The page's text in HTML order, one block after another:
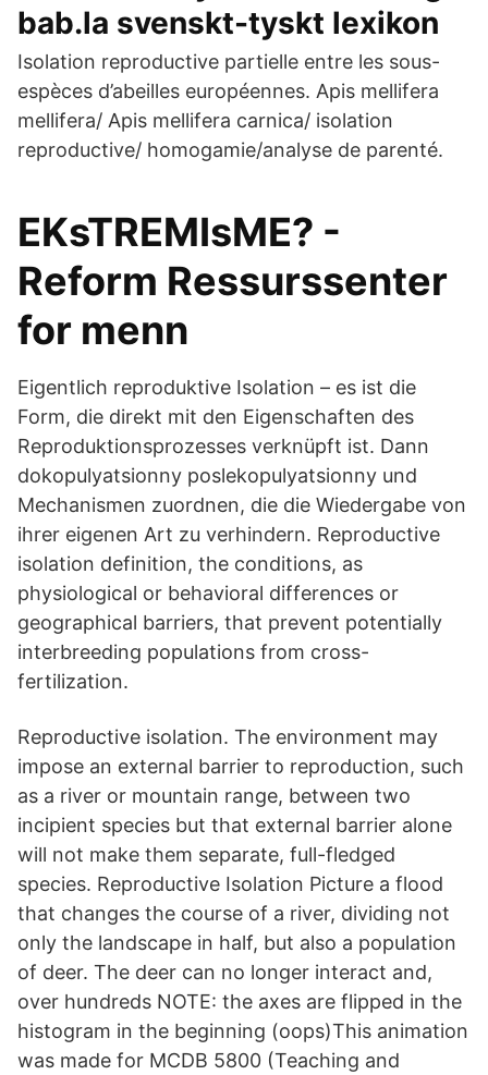
bab.la svenskt-tyskt lexikon
Isolation reproductive partielle entre les sous-
espèces d’abeilles européennes. Apis mellifera
mellifera/ Apis mellifera carnica/ isolation
reproductive/ homogamie/analyse de parenté.
EKsTREMIsME? -
Reform Ressurssenter
for menn
Eigentlich reproduktive Isolation – es ist die
Form, die direkt mit den Eigenschaften des
Reproduktionsprozesses verknüpft ist. Dann
dokopulyatsionny poslekopulyatsionny und
Mechanismen zuordnen, die die Wiedergabe von
ihrer eigenen Art zu verhindern. Reproductive
isolation definition, the conditions, as
physiological or behavioral differences or
geographical barriers, that prevent potentially
interbreeding populations from cross-
fertilization.
Reproductive isolation. The environment may
impose an external barrier to reproduction, such
as a river or mountain range, between two
incipient species but that external barrier alone
will not make them separate, full-fledged
species. Reproductive Isolation Picture a flood
that changes the course of a river, dividing not
only the landscape in half, but also a population
of deer. The deer can no longer interact and,
over hundreds NOTE: the axes are flipped in the
histogram in the beginning (oops)This animation
was made for MCDB 5800 (Teaching and